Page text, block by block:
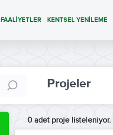
FAALİYETLER KENTSEL YENİLEME
Projeler
0 adet proje listeleniyor.